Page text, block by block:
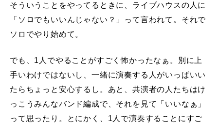
そういうことをやってるときに、ライブハウスの人に
「ソロでもいいんじゃない？」って言われて。それで
ソロでやり始めて。
でも、1人でやることがすごく怖かったなぁ。別に上
手いわけではないし、一緒に演奏する人がいっぱいい
たらちょっと安心するし。あと、共演者の人たちはけ
っこうみんなバンド編成で、それを見て「いいなぁ」
って思ったり。とにかく、1人で演奏することにすご